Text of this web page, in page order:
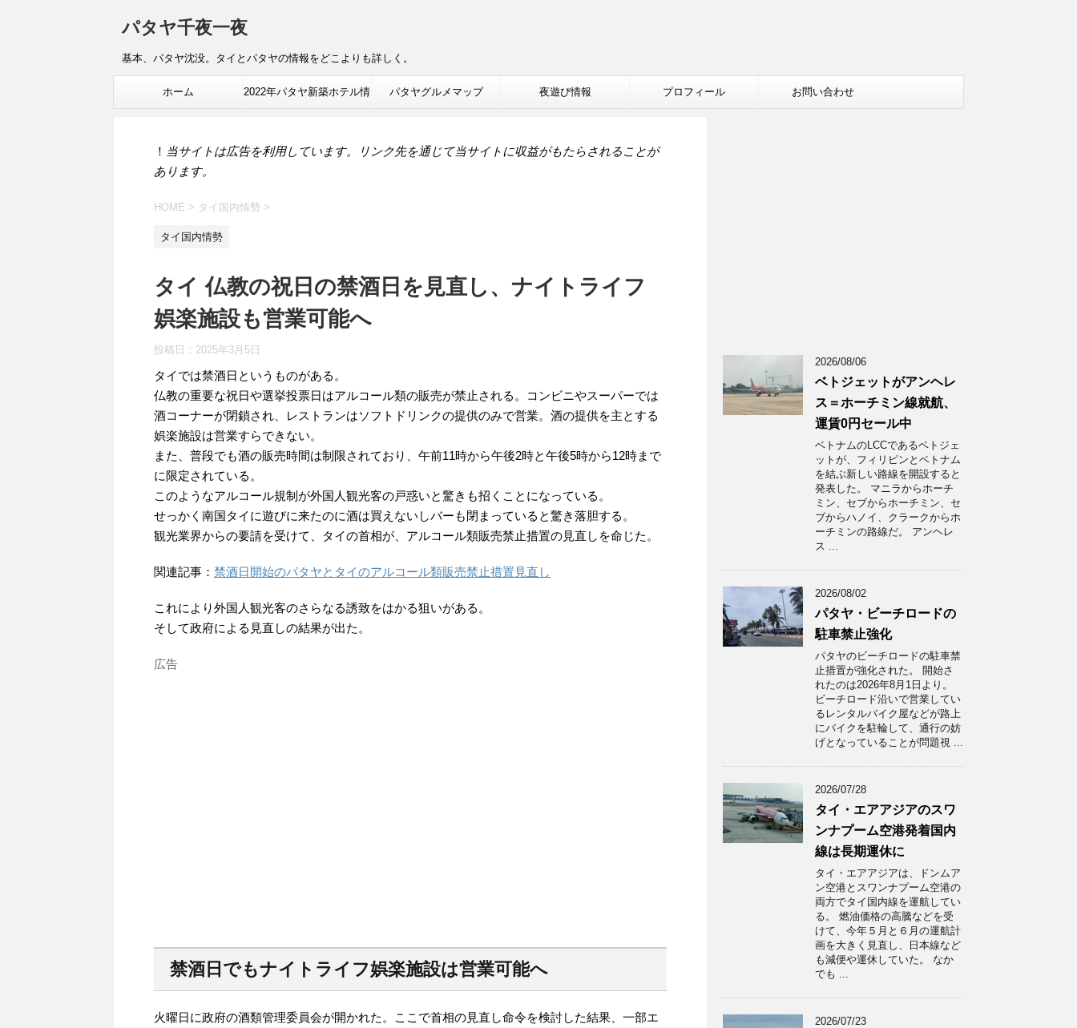
パタヤ千夜一夜
基本、パタヤ沈没。タイとパタヤの情報をどこよりも詳しく。
ホーム 2022年パタヤ新築ホテル情 パタヤグルメマップ 夜遊び情報 プロフィール お問い合わせ
！ 当サイトは広告を利用しています。リンク先を通じて当サイトに収益がもたらされることが
あります。
HOME > タイ国内情勢 >
タイ国内情勢
タイ 仏教の祝日の禁酒日を見直し、ナイトライフ
娯楽施設も営業可能へ
投稿日： 2025年3月5日
タイでは禁酒日というものがある。
仏教の重要な祝日や選挙投票日はアルコール類の販売が禁止される。コンビニやスーパーでは
酒コーナーが閉鎖され、レストランはソフトドリンクの提供のみで営業。酒の提供を主とする
娯楽施設は営業すらできない。
また、普段でも酒の販売時間は制限されており、午前11時から午後2時と午後5時から12時まで
に限定されている。
このようなアルコール規制が外国人観光客の戸惑いと驚きも招くことになっている。
せっかく南国タイに遊びに来たのに酒は買えないしバーも閉まっていると驚き落胆する。
観光業界からの要請を受けて、タイの首相が、アルコール類販売禁止措置の見直しを命じた。
関連記事： 禁酒日開始のパタヤとタイのアルコール類販売禁止措置見直し
これにより外国人観光客のさらなる誘致をはかる狙いがある。
そして政府による見直しの結果が出た。
広告
禁酒日でもナイトライフ娯楽施設は営業可能へ
火曜日に政府の酒類管理委員会が開かれた。ここで首相の見直し命令を検討した結果、一部エ
2026/08/06
ベトジェットがアンヘレ
ス＝ホーチミン線就航、
運賃0円セール中
ベトナムのLCCであるベトジェ
ットが、フィリピンとベトナム
を結ぶ新しい路線を開設すると
発表した。 マニラからホーチ
ミン、セブからホーチミン、セ
ブからハノイ、クラークからホ
ーチミンの路線だ。 アンヘレ
ス ...
2026/08/02
パタヤ・ビーチロードの
駐車禁止強化
パタヤのビーチロードの駐車禁
止措置が強化された。 開始さ
れたのは2026年8月1日より。
ビーチロード沿いで営業してい
るレンタルバイク屋などが路上
にバイクを駐輪して、通行の妨
げとなっていることが問題視 ...
2026/07/28
タイ・エアアジアのスワ
ンナプーム空港発着国内
線は長期運休に
タイ・エアアジアは、ドンムア
ン空港とスワンナプーム空港の
両方でタイ国内線を運航してい
る。 燃油価格の高騰などを受
けて、今年５月と６月の運航計
画を大きく見直し、日本線など
も減便や運休していた。 なか
でも ...
2026/07/23